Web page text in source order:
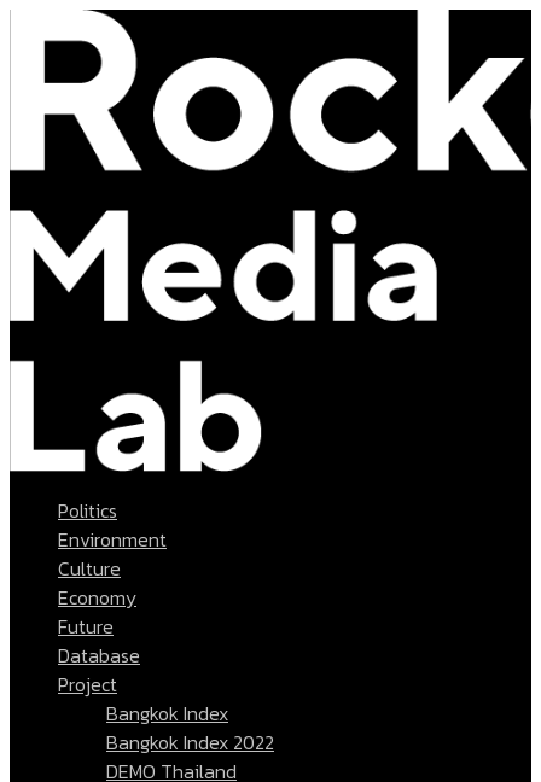
Politics
Environment
Culture
Economy
Future
Database
Project
Bangkok Index
Bangkok Index 2022
DEMO Thailand